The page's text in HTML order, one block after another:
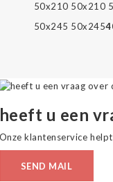
50x210 50x210
50x245 50x245
heeft u een
Onze klantenservice
SEND MAIL